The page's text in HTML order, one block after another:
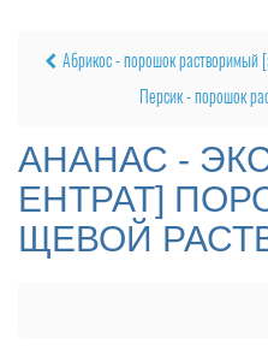
Абрикос - порошок растворимый
Персик - порошок
АНАНАС -
ЕНТРАТ]
ЩЕВОЙ